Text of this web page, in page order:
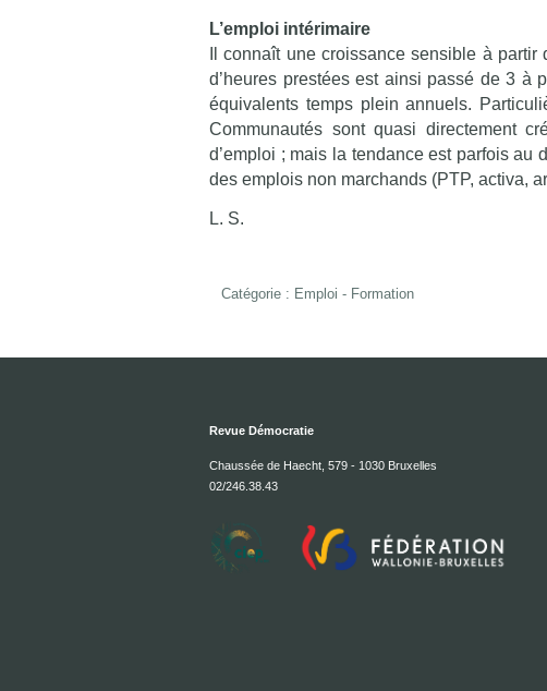
L’emploi intérimaire
Il connaît une croissance sensible à
d’heures prestées est ainsi passé de 3
équivalents temps plein annuels.
Communautés sont quasi directement
d’emploi ; mais la tendance est parfois au
des emplois non marchands (PTP, activa,
L. S.
Catégorie : Emploi - Formation
Revue Démocratie
Chaussée de Haecht, 579 - 1030 Bruxelles
02/246.38.43